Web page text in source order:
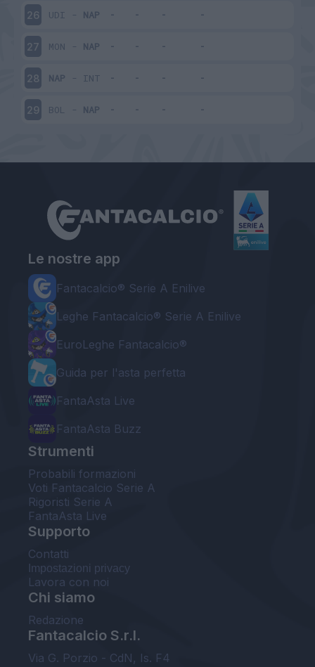
26 UDI - NAP
27 MON - NAP
28 NAP - INT
29 BOL - NAP
Le nostre app
Fantacalcio® Serie A Enilive
Leghe Fantacalcio® Serie A Enilive
EuroLeghe Fantacalcio®
Guida per l'asta perfetta
FantaAsta Live
FantaAsta Buzz
Strumenti
Probabili formazioni
Voti Fantacalcio Serie A
Rigoristi Serie A
FantaAsta Live
Supporto
Contatti
Impostazioni privacy
Lavora con noi
Chi siamo
Redazione
Fantacalcio S.r.l.
Via G. Porzio - CdN, Is. F4